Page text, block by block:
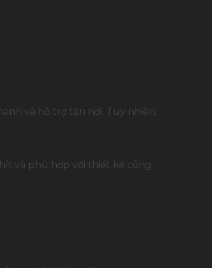
và hỗ trợ tận nơi. Tuy nhiên,
và phù hợp với thiết kế công